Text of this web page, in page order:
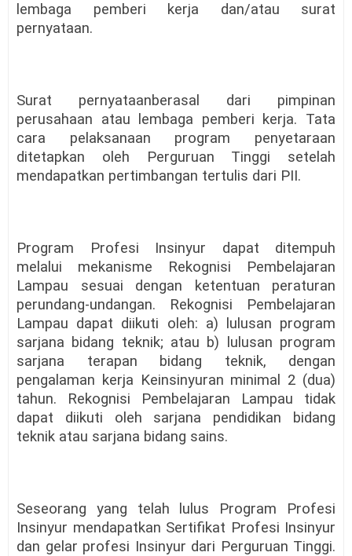
lembaga pemberi kerja dan/atau surat
pernyataan.
Surat pernyataanberasal dari pimpinan
perusahaan atau lembaga pemberi kerja. Tata
cara pelaksanaan program penyetaraan
ditetapkan oleh Perguruan Tinggi setelah
mendapatkan pertimbangan tertulis dari PII.
Program Profesi Insinyur dapat ditempuh
melalui mekanisme Rekognisi Pembelajaran
Lampau sesuai dengan ketentuan peraturan
perundang-undangan. Rekognisi Pembelajaran
Lampau dapat diikuti oleh: a) lulusan program
sarjana bidang teknik; atau b) lulusan program
sarjana terapan bidang teknik, dengan
pengalaman kerja Keinsinyuran minimal 2 (dua)
tahun. Rekognisi Pembelajaran Lampau tidak
dapat diikuti oleh sarjana pendidikan bidang
teknik atau sarjana bidang sains.
Seseorang yang telah lulus Program Profesi
Insinyur mendapatkan Sertifikat Profesi Insinyur
dan gelar profesi Insinyur dari Perguruan Tinggi.